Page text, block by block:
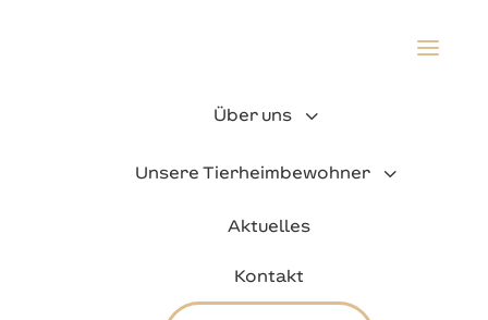
a
3
Über uns
3
Unsere Tierheimbewohner
Aktuelles
Kontakt